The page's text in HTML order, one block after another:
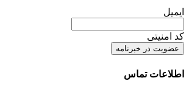
ایمیل
کد امنیتی
اطلاعات تماس